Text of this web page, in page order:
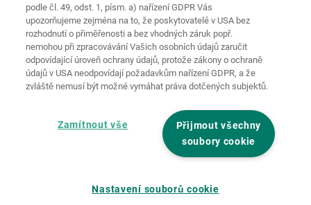
Prohlášení o
bezbariérovosti
Nastavení souborů cookies
podle čl. 49, odst. 1, písm. a) nařízení GDPR Vás
upozorňujeme zejména na to, že poskytovatelé v USA bez
rozhodnutí o přiměřenosti a bez vhodných záruk popř.
nemohou při zpracovávání Vašich osobních údajů zaručit
odpovídající úroveň ochrany údajů, protože zákony o ochraně
údajů v USA neodpovídají požadavkům nařízení GDPR, a že
zvláště nemusí být možné vymáhat práva dotčených subjektů.
Přijmout všechny
soubory cookie
Zamítnout vše
Nastavení souborů cookie